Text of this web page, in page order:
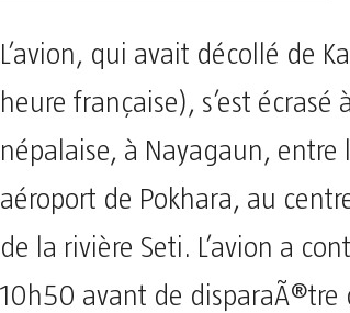
L’avion, qui avait décollé de
heure française), s’est
népalaise, à Nayagaun, entre
aéroport de Pokhara, au
de la rivière Seti. L’avion a
10h50 avant de disparaÃ®tre